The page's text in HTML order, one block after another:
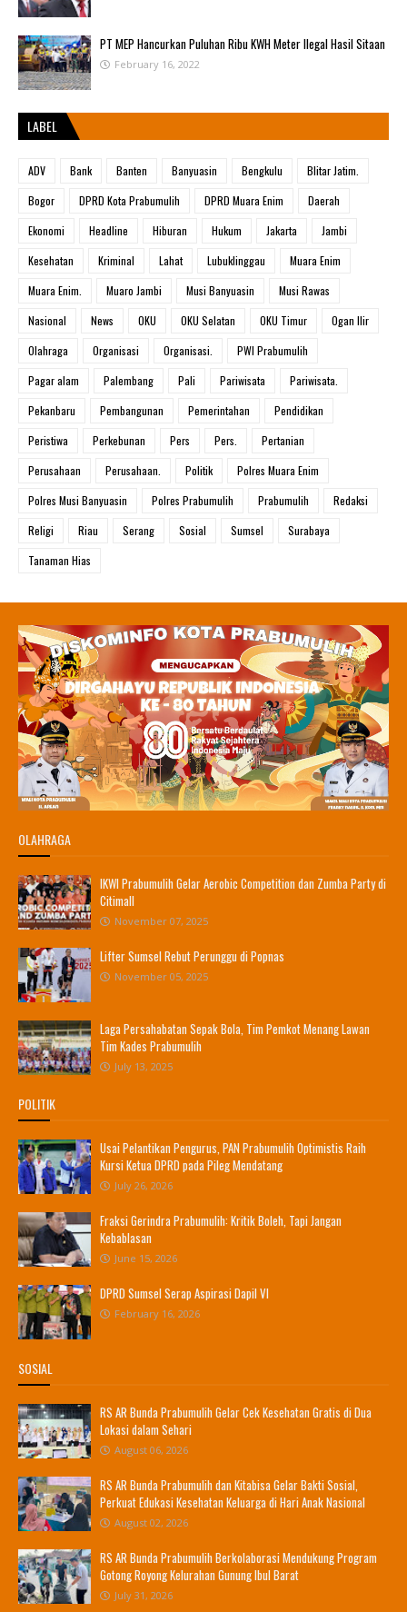
PT MEP Hancurkan Puluhan Ribu KWH Meter Ilegal Hasil Sitaan
February 16, 2022
LABEL
ADV Bank Banten Banyuasin Bengkulu
Blitar Jatim.
Bogor
DPRD Kota Prabumulih DPRD Muara Enim
Daerah
Ekonomi
Headline Hiburan Hukum Jakarta
Jambi
Kesehatan
Kriminal Lahat Lubuklinggau
Muara Enim
Muara Enim.
Muaro Jambi Musi Banyuasin
Musi Rawas
Nasional
News OKU OKU Selatan OKU Timur
Ogan Ilir
Olahraga
Organisasi Organisasi.
PWI Prabumulih
Pagar alam
Palembang Pali Pariwisata
Pariwisata.
Pekanbaru
Pembangunan Pemerintahan
Pendidikan
Peristiwa
Perkebunan Pers Pers.
Pertanian
Perusahaan
Perusahaan. Politik
Polres Muara Enim
Polres Musi Banyuasin
Polres Prabumulih Prabumulih
Redaksi
Religi
Riau Serang Sosial Sumsel
Surabaya
Tanaman Hias
OLAHRAGA
IKWI Prabumulih Gelar Aerobic Competition dan Zumba Party di
Citimall
November 07, 2025
Lifter Sumsel Rebut Perunggu di Popnas
November 05, 2025
Laga Persahabatan Sepak Bola, Tim Pemkot Menang Lawan
Tim Kades Prabumulih
July 13, 2025
POLITIK
Usai Pelantikan Pengurus, PAN Prabumulih Optimistis Raih
Kursi Ketua DPRD pada Pileg Mendatang
July 26, 2026
Fraksi Gerindra Prabumulih: Kritik Boleh, Tapi Jangan
Kebablasan
June 15, 2026
DPRD Sumsel Serap Aspirasi Dapil VI
February 16, 2026
SOSIAL
RS AR Bunda Prabumulih Gelar Cek Kesehatan Gratis di Dua
Lokasi dalam Sehari
August 06, 2026
RS AR Bunda Prabumulih dan Kitabisa Gelar Bakti Sosial,
Perkuat Edukasi Kesehatan Keluarga di Hari Anak Nasional
August 02, 2026
RS AR Bunda Prabumulih Berkolaborasi Mendukung Program
Gotong Royong Kelurahan Gunung Ibul Barat
July 31, 2026